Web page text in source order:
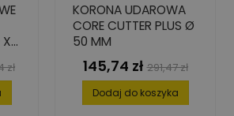
zł
KORONA UDAROWA
CORE CUTTER PLUS Ø
50 MM
Cena
145,74 zł Cena
podstawowa
291,47 zł
Dodaj do koszyka